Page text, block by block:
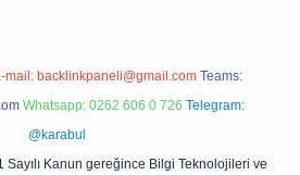
mail: backlinkpaneli@gmail.com Teams:
Whatsapp: 0262 606 0 726 Telegram:
@karabul
Sayılı Kanun gereğince Bilgi Teknolojileri ve